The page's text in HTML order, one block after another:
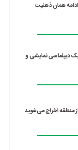
همان ذهنیت
دیپلماسی نمایشی و
منطقه اخراج می‌شوید